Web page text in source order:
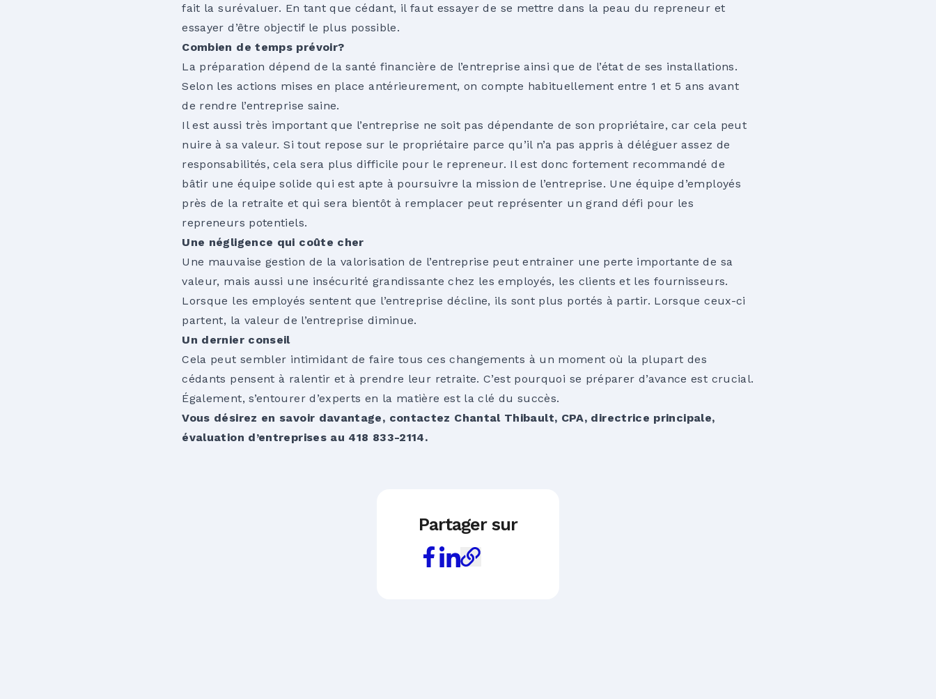
fait la surévaluer. En tant que cédant, il faut essayer de se mettre dans la peau du repreneur et
essayer d’être objectif le plus possible.
Combien de temps prévoir?
La préparation dépend de la santé financière de l’entreprise ainsi que de l’état de ses installations.
Selon les actions mises en place antérieurement, on compte habituellement entre 1 et 5 ans avant
de rendre l’entreprise saine.
Il est aussi très important que l’entreprise ne soit pas dépendante de son propriétaire, car cela peut
nuire à sa valeur. Si tout repose sur le propriétaire parce qu’il n’a pas appris à déléguer assez de
responsabilités, cela sera plus difficile pour le repreneur. Il est donc fortement recommandé de
bâtir une équipe solide qui est apte à poursuivre la mission de l’entreprise. Une équipe d’employés
près de la retraite et qui sera bientôt à remplacer peut représenter un grand défi pour les
repreneurs potentiels.
Une négligence qui coûte cher
Une mauvaise gestion de la valorisation de l’entreprise peut entrainer une perte importante de sa
valeur, mais aussi une insécurité grandissante chez les employés, les clients et les fournisseurs.
Lorsque les employés sentent que l’entreprise décline, ils sont plus portés à partir. Lorsque ceux-ci
partent, la valeur de l’entreprise diminue.
Un dernier conseil
Cela peut sembler intimidant de faire tous ces changements à un moment où la plupart des
cédants pensent à ralentir et à prendre leur retraite. C’est pourquoi se préparer d’avance est crucial.
Également, s’entourer d’experts en la matière est la clé du succès.
Vous désirez en savoir davantage, contactez Chantal Thibault, CPA, directrice principale,
évaluation d’entreprises au 418 833-2114.
Partager sur